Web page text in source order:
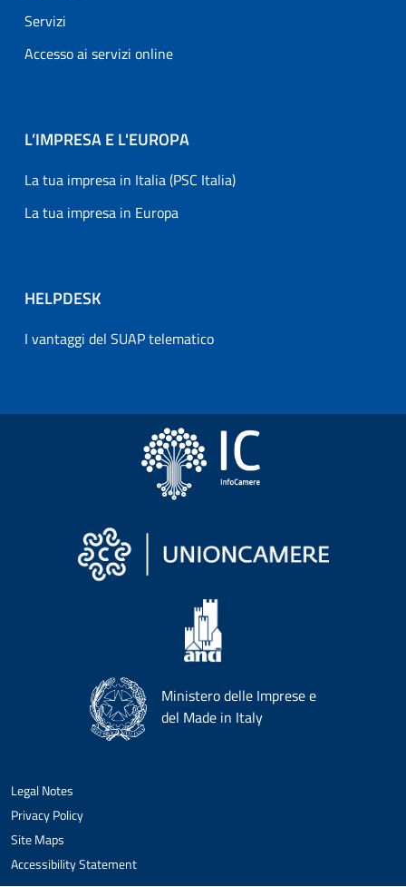
Servizi
Accesso ai servizi online
L’IMPRESA E L'EUROPA
La tua impresa in Italia (PSC Italia)
La tua impresa in Europa
HELPDESK
I vantaggi del SUAP telematico
Ministero delle Imprese e
del Made in Italy
Legal Notes
Privacy Policy
Site Maps
Accessibility Statement